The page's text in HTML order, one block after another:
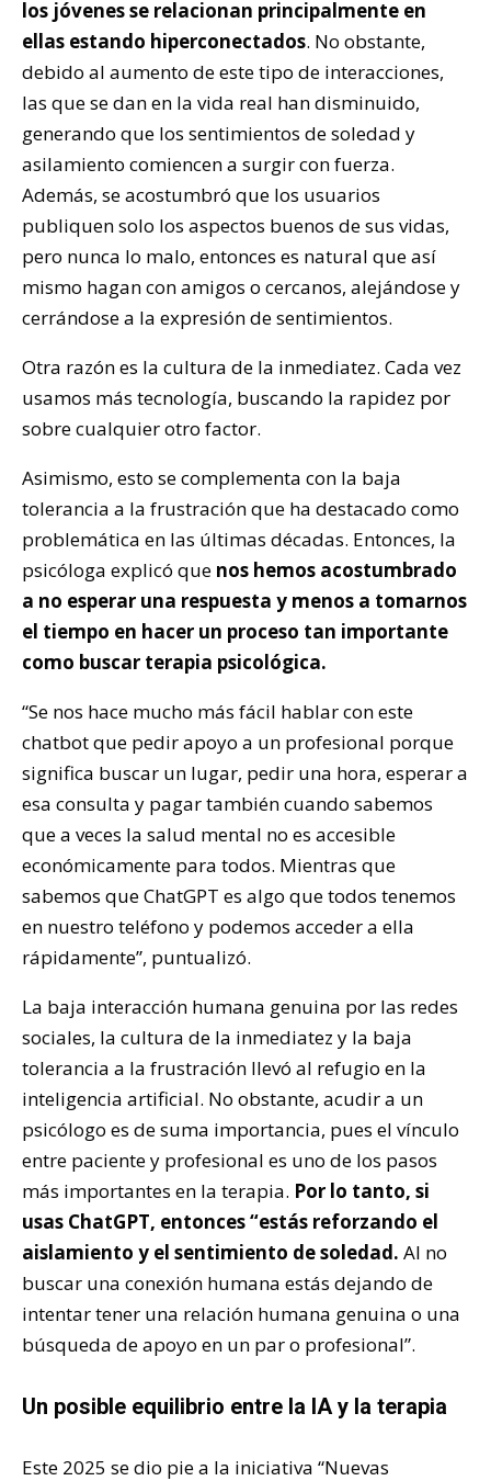
los jóvenes se relacionan principalmente en
ellas estando hiperconectados. No obstante,
debido al aumento de este tipo de interacciones,
las que se dan en la vida real han disminuido,
generando que los sentimientos de soledad y
asilamiento comiencen a surgir con fuerza.
Además, se acostumbró que los usuarios
publiquen solo los aspectos buenos de sus vidas,
pero nunca lo malo, entonces es natural que así
mismo hagan con amigos o cercanos, alejándose y
cerrándose a la expresión de sentimientos.
Otra razón es la cultura de la inmediatez. Cada vez
usamos más tecnología, buscando la rapidez por
sobre cualquier otro factor.
Asimismo, esto se complementa con la baja
tolerancia a la frustración que ha destacado como
problemática en las últimas décadas. Entonces, la
psicóloga explicó que nos hemos acostumbrado
a no esperar una respuesta y menos a tomarnos
el tiempo en hacer un proceso tan importante
como buscar terapia psicológica.
“Se nos hace mucho más fácil hablar con este
chatbot que pedir apoyo a un profesional porque
significa buscar un lugar, pedir una hora, esperar a
esa consulta y pagar también cuando sabemos
que a veces la salud mental no es accesible
económicamente para todos. Mientras que
sabemos que ChatGPT es algo que todos tenemos
en nuestro teléfono y podemos acceder a ella
rápidamente”, puntualizó.
La baja interacción humana genuina por las redes
sociales, la cultura de la inmediatez y la baja
tolerancia a la frustración llevó al refugio en la
inteligencia artificial. No obstante, acudir a un
psicólogo es de suma importancia, pues el vínculo
entre paciente y profesional es uno de los pasos
más importantes en la terapia. Por lo tanto, si
usas ChatGPT, entonces “estás reforzando el
aislamiento y el sentimiento de soledad. Al no
buscar una conexión humana estás dejando de
intentar tener una relación humana genuina o una
búsqueda de apoyo en un par o profesional”.
Un posible equilibrio entre la IA y la terapia
Este 2025 se dio pie a la iniciativa “Nuevas